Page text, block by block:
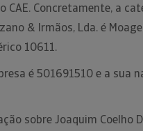
CAE. Concretamente, a
& Irmãos, Lda. é
10611.
é 501691510 e a sua
sobre Joaquim Coelho